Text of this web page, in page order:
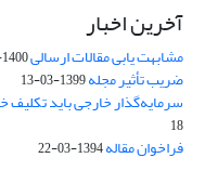
آخرین اخبار
مشابهت یابی مقالات ارسالی1400-03-05
ضریب تأثیر مجله1399-03-13
سرمایه‌گذار خارجی باید تکلیف
18
فراخوان مقاله1394-03-22